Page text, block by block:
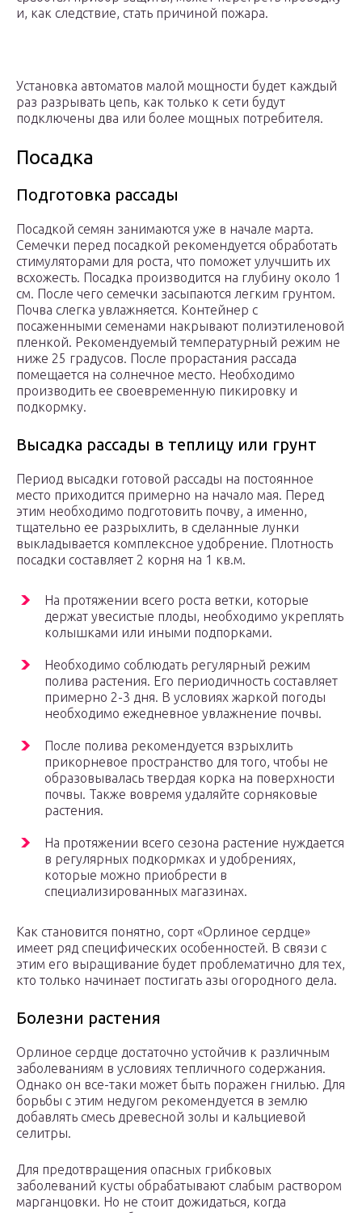
и, как следствие, стать причиной пожара.
Установка автоматов малой мощности будет каждый
раз разрывать цепь, как только к сети будут
подключены два или более мощных потребителя.
Посадка
Подготовка рассады
Посадкой семян занимаются уже в начале марта.
Семечки перед посадкой рекомендуется обработать
стимуляторами для роста, что поможет улучшить их
всхожесть. Посадка производится на глубину около 1
см. После чего семечки засыпаются легким грунтом.
Почва слегка увлажняется. Контейнер с
посаженными семенами накрывают полиэтиленовой
пленкой. Рекомендуемый температурный режим не
ниже 25 градусов. После прорастания рассада
помещается на солнечное место. Необходимо
производить ее своевременную пикировку и
подкормку.
Высадка рассады в теплицу или грунт
Период высадки готовой рассады на постоянное
место приходится примерно на начало мая. Перед
этим необходимо подготовить почву, а именно,
тщательно ее разрыхлить, в сделанные лунки
выкладывается комплексное удобрение. Плотность
посадки составляет 2 корня на 1 кв.м.
На протяжении всего роста ветки, которые
держат увесистые плоды, необходимо укреплять
колышками или иными подпорками.
Необходимо соблюдать регулярный режим
полива растения. Его периодичность составляет
примерно 2-3 дня. В условиях жаркой погоды
необходимо ежедневное увлажнение почвы.
После полива рекомендуется взрыхлить
прикорневое пространство для того, чтобы не
образовывалась твердая корка на поверхности
почвы. Также вовремя удаляйте сорняковые
растения.
На протяжении всего сезона растение нуждается
в регулярных подкормках и удобрениях,
которые можно приобрести в
специализированных магазинах.
Как становится понятно, сорт «Орлиное сердце»
имеет ряд специфических особенностей. В связи с
этим его выращивание будет проблематично для тех,
кто только начинает постигать азы огородного дела.
Болезни растения
Орлиное сердце достаточно устойчив к различным
заболеваниям в условиях тепличного содержания.
Однако он все-таки может быть поражен гнилью. Для
борьбы с этим недугом рекомендуется в землю
добавлять смесь древесной золы и кальциевой
селитры.
Для предотвращения опасных грибковых
заболеваний кусты обрабатывают слабым раствором
марганцовки. Но не стоит дожидаться, когда